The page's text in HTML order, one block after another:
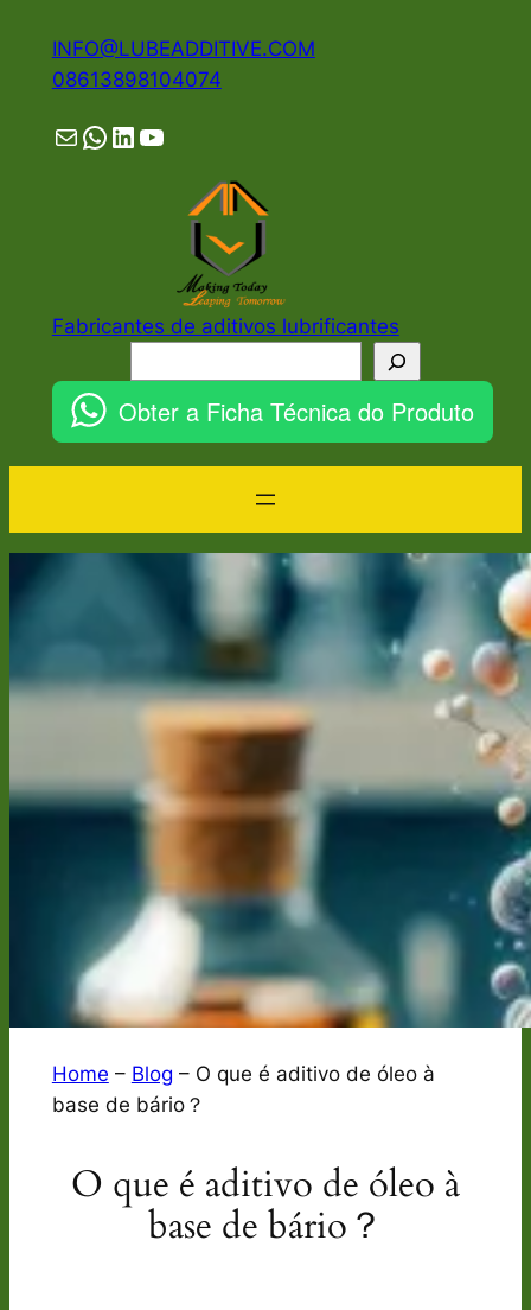
INFO@LUBEADDITIVE.COM
08613898104074
MailWhatsApp
LinkedIn
YouTube
Fabricantes de aditivos lubrificantes
Obter a Ficha Técnica do Produto
Home – Blog – O que é aditivo de óleo à
base de bário？
O que é aditivo de óleo à
base de bário？